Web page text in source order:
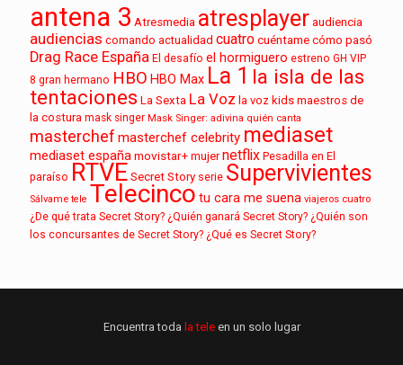
antena 3 Atresmedia atresplayeraudiencia
audiencias comando actualidad cuatrocuéntame cómo pasó
Drag Race España El desafío el hormiguero estreno GH VIP
8 gran hermano HBO HBO Max La 1 la isla de las
tentaciones La Sexta La Voz la voz kids maestros de
la costura mask singer Mask Singer: adivina quién canta
masterchef masterchef celebrity mediaset
mediaset españamovistar+ mujer netflix Pesadilla en El
paraíso RTVE Secret Story serie Supervivientes
Sálvame tele Telecinco tu cara me suena viajeros cuatro
¿De qué trata Secret Story? ¿Quién ganará Secret Story? ¿Quién son
los concursantes de Secret Story? ¿Qué es Secret Story?
Encuentra toda la tele en un solo lugar